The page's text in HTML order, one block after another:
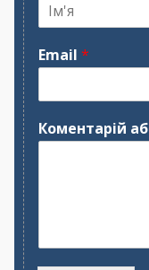
м
'Email *
Коментарій